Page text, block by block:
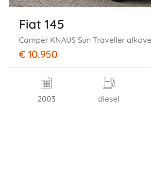
Fiat 145
Camper KNAUS Sun Traveller
€ 10.950
2003 diesel